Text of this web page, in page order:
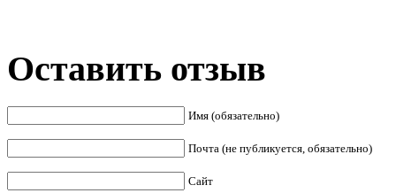
Оставить отзыв
Имя (обязательно)
Почта (не публикуется, обязательно)
Сайт